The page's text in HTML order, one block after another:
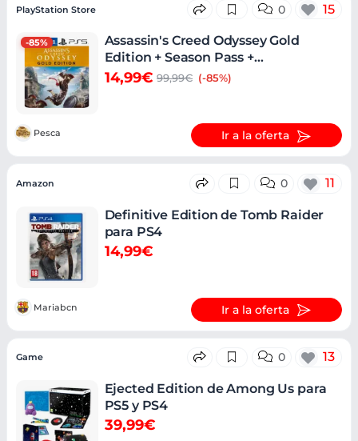
-85%
PlayStation Store 0 15
Assassin's Creed Odyssey Gold
Edition + Season Pass +
Remasterizados
14,99€ 99,99€ (-85%)
Pesca Ir a la oferta
Amazon 0 11
Definitive Edition de Tomb Raider
para PS4
14,99€
Mariabcn Ir a la oferta
Game 0 13
Ejected Edition de Among Us para
PS5 y PS4
39,99€